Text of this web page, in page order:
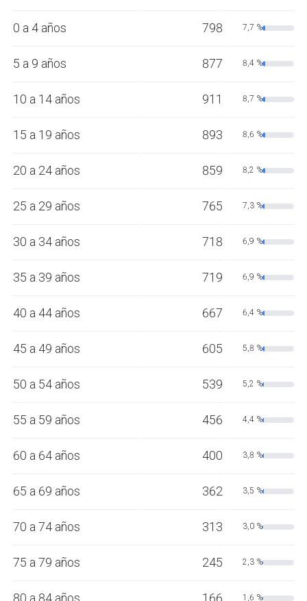
0 a 4 años 798 7,7 %
5 a 9 años 877 8,4 %
10 a 14 años 911 8,7 %
15 a 19 años 893 8,6 %
20 a 24 años 859 8,2 %
25 a 29 años 765 7,3 %
30 a 34 años 718 6,9 %
35 a 39 años 719 6,9 %
40 a 44 años 667 6,4 %
45 a 49 años 605 5,8 %
50 a 54 años 539 5,2 %
55 a 59 años 456 4,4 %
60 a 64 años 400 3,8 %
65 a 69 años 362 3,5 %
70 a 74 años 313 3,0 %
75 a 79 años 245 2,3 %
80 a 84 años 166 1,6 %